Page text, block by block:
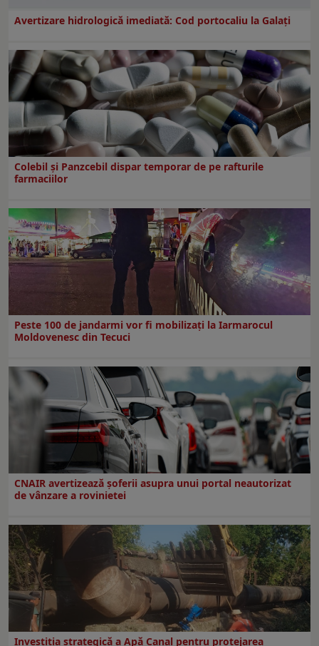
Avertizare hidrologică imediată: Cod portocaliu la Galaţi
Colebil și Panzcebil dispar temporar de pe rafturile
farmaciilor
Peste 100 de jandarmi vor fi mobilizați la Iarmarocul
Moldovenesc din Tecuci
CNAIR avertizează șoferii asupra unui portal neautorizat
de vânzare a rovinietei
Investiția strategică a Apă Canal pentru protejarea